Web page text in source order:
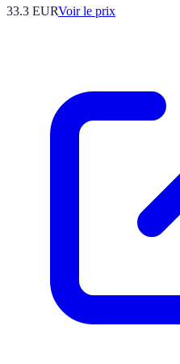
33.3 EURVoir le prix